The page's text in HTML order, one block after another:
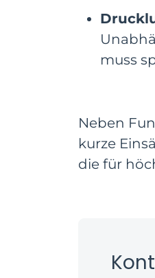
muss
Neben
kurze
die für